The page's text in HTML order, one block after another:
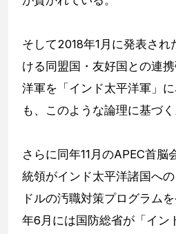
そして2018年1月に発表され
ける同盟国・友好国との連
洋軍を「インド太平洋軍」
も、このような論理に基づく
さらに同年11月のAPEC首脳
統領がインド太平洋諸国へ
ドルの汚職対策プログラム
年6月には国防総省が「イン